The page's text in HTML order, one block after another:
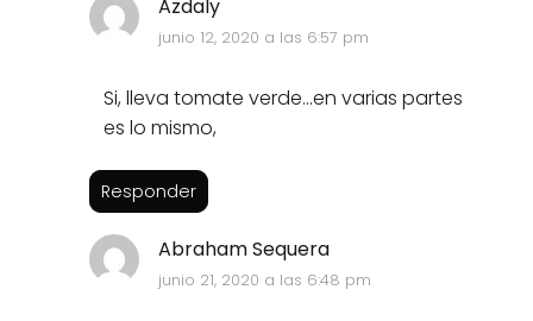
Azdaly
junio 12, 2020 a las 6:57 pm
Si, lleva tomate verde...en varias partes
es lo mismo,
Responder
Abraham Sequera
junio 21, 2020 a las 6:48 pm